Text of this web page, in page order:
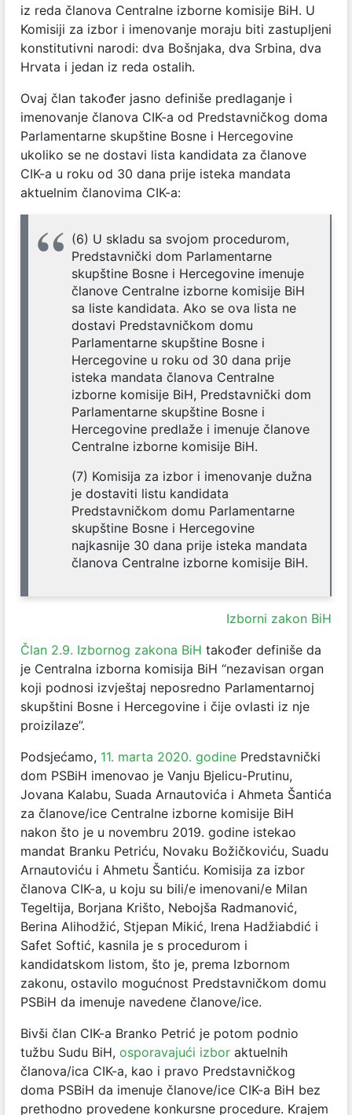
iz reda članova Centralne izborne komisije BiH. U
Komisiji za izbor i imenovanje moraju biti zastupljeni
konstitutivni narodi: dva Bošnjaka, dva Srbina, dva
Hrvata i jedan iz reda ostalih.
Ovaj član također jasno definiše predlaganje i
imenovanje članova CIK-a od Predstavničkog doma
Parlamentarne skupštine Bosne i Hercegovine
ukoliko se ne dostavi lista kandidata za članove
CIK-a u roku od 30 dana prije isteka mandata
aktuelnim članovima CIK-a:
(6) U skladu sa svojom procedurom,
Predstavnički dom Parlamentarne
skupštine Bosne i Hercegovine imenuje
članove Centralne izborne komisije BiH
sa liste kandidata. Ako se ova lista ne
dostavi Predstavničkom domu
Parlamentarne skupštine Bosne i
Hercegovine u roku od 30 dana prije
isteka mandata članova Centralne
izborne komisije BiH, Predstavnički dom
Parlamentarne skupštine Bosne i
Hercegovine predlaže i imenuje članove
Centralne izborne komisije BiH.
(7) Komisija za izbor i imenovanje dužna
je dostaviti listu kandidata
Predstavničkom domu Parlamentarne
skupštine Bosne i Hercegovine
najkasnije 30 dana prije isteka mandata
članova Centralne izborne komisije BiH.
Izborni zakon BiH
Član 2.9. Izbornog zakona BiH također definiše da
je Centralna izborna komisija BiH “nezavisan organ
koji podnosi izvještaj neposredno Parlamentarnoj
skupštini Bosne i Hercegovine i čije ovlasti iz nje
proizilaze”.
Podsjećamo, 11. marta 2020. godine Predstavnički
dom PSBiH imenovao je Vanju Bjelicu-Prutinu,
Jovana Kalabu, Suada Arnautovića i Ahmeta Šantića
za članove/ice Centralne izborne komisije BiH
nakon što je u novembru 2019. godine istekao
mandat Branku Petriću, Novaku Božičkoviću, Suadu
Arnautoviću i Ahmetu Šantiću. Komisija za izbor
članova CIK-a, u koju su bili/e imenovani/e Milan
Tegeltija, Borjana Krišto, Nebojša Radmanović,
Berina Alihodžić, Stjepan Mikić, Irena Hadžiabdić i
Safet Softić, kasnila je s procedurom i
kandidatskom listom, što je, prema Izbornom
zakonu, ostavilo mogućnost Predstavničkom domu
PSBiH da imenuje navedene članove/ice.
Bivši član CIK-a Branko Petrić je potom podnio
tužbu Sudu BiH, osporavajući izbor aktuelnih
članova/ica CIK-a, kao i pravo Predstavničkog
doma PSBiH da imenuje članove/ice CIK-a BiH bez
prethodno provedene konkursne procedure. Krajem